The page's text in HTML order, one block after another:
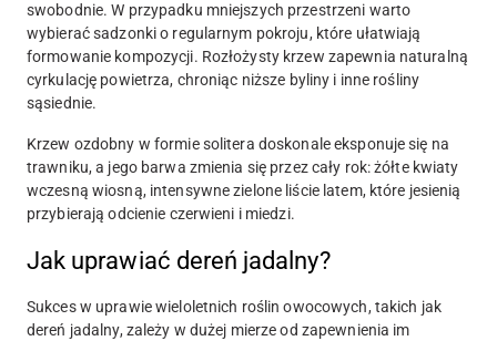
swobodnie. W przypadku mniejszych przestrzeni warto
wybierać sadzonki o regularnym pokroju, które ułatwiają
formowanie kompozycji. Rozłożysty krzew zapewnia naturalną
cyrkulację powietrza, chroniąc niższe byliny i inne rośliny
sąsiednie.
Krzew ozdobny w formie solitera doskonale eksponuje się na
trawniku, a jego barwa zmienia się przez cały rok: żółte kwiaty
wczesną wiosną, intensywne zielone liście latem, które jesienią
przybierają odcienie czerwieni i miedzi.
Jak uprawiać dereń jadalny?
Sukces w uprawie wieloletnich roślin owocowych, takich jak
dereń jadalny, zależy w dużej mierze od zapewnienia im